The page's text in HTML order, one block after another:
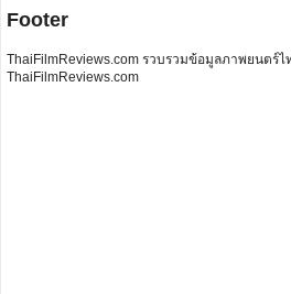
Footer
ThaiFilmReviews.com รวบรวมข้อมูลภาพยนตร์
ThaiFilmReviews.com